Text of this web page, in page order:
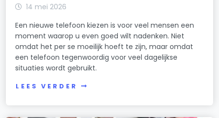
14 mei 2026
Een nieuwe telefoon kiezen is voor veel mensen een
moment waarop u even goed wilt nadenken. Niet
omdat het per se moeilijk hoeft te zijn, maar omdat
een telefoon tegenwoordig voor veel dagelijkse
situaties wordt gebruikt.
LEES VERDER